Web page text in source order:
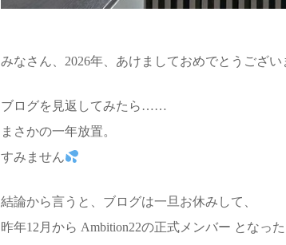
みなさん、2026年、あけましておめでとうござい
ブログを見返してみたら……
まさかの一年放置。
すみません
結論から言うと、ブログは一旦お休みして、
昨年12月から Ambition22の正式メンバー となった